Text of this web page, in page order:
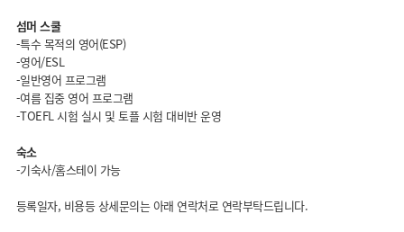
섬머 스쿨
-특수 목적의 영어(ESP)
-영어/ESL
-일반영어 프로그램
-여름 집중 영어 프로그램
-TOEFL 시험 실시 및 토플 시험 대비반 운영
숙소
-기숙사/홈스테이 가능
등록일자, 비용등 상세문의는 아래 연락처로 연락부탁드립니다.